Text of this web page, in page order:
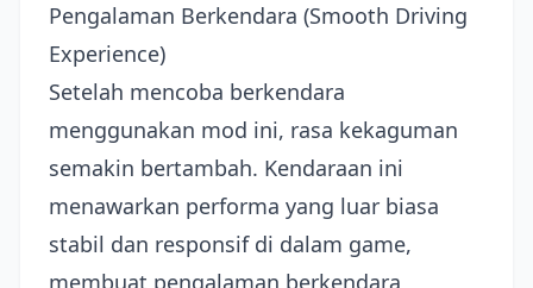
Pengalaman Berkendara (Smooth Driving
Experience)
Setelah mencoba berkendara
menggunakan mod ini, rasa kekaguman
semakin bertambah. Kendaraan ini
menawarkan performa yang luar biasa
stabil dan responsif di dalam game,
membuat pengalaman berkendara